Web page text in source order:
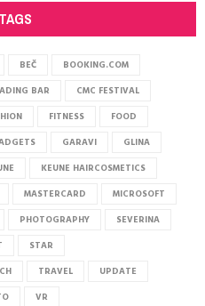
TAGS
BEČ
BOOKING.COM
BAR
CMC FESTIVAL
FITNESS
FOOD
GARAVI
GLINA
KEUNE HAIRCOSMETICS
MASTERCARD
MICROSOFT
PHOTOGRAPHY
SEVERINA
STAR
TRAVEL
UPDATE
VR